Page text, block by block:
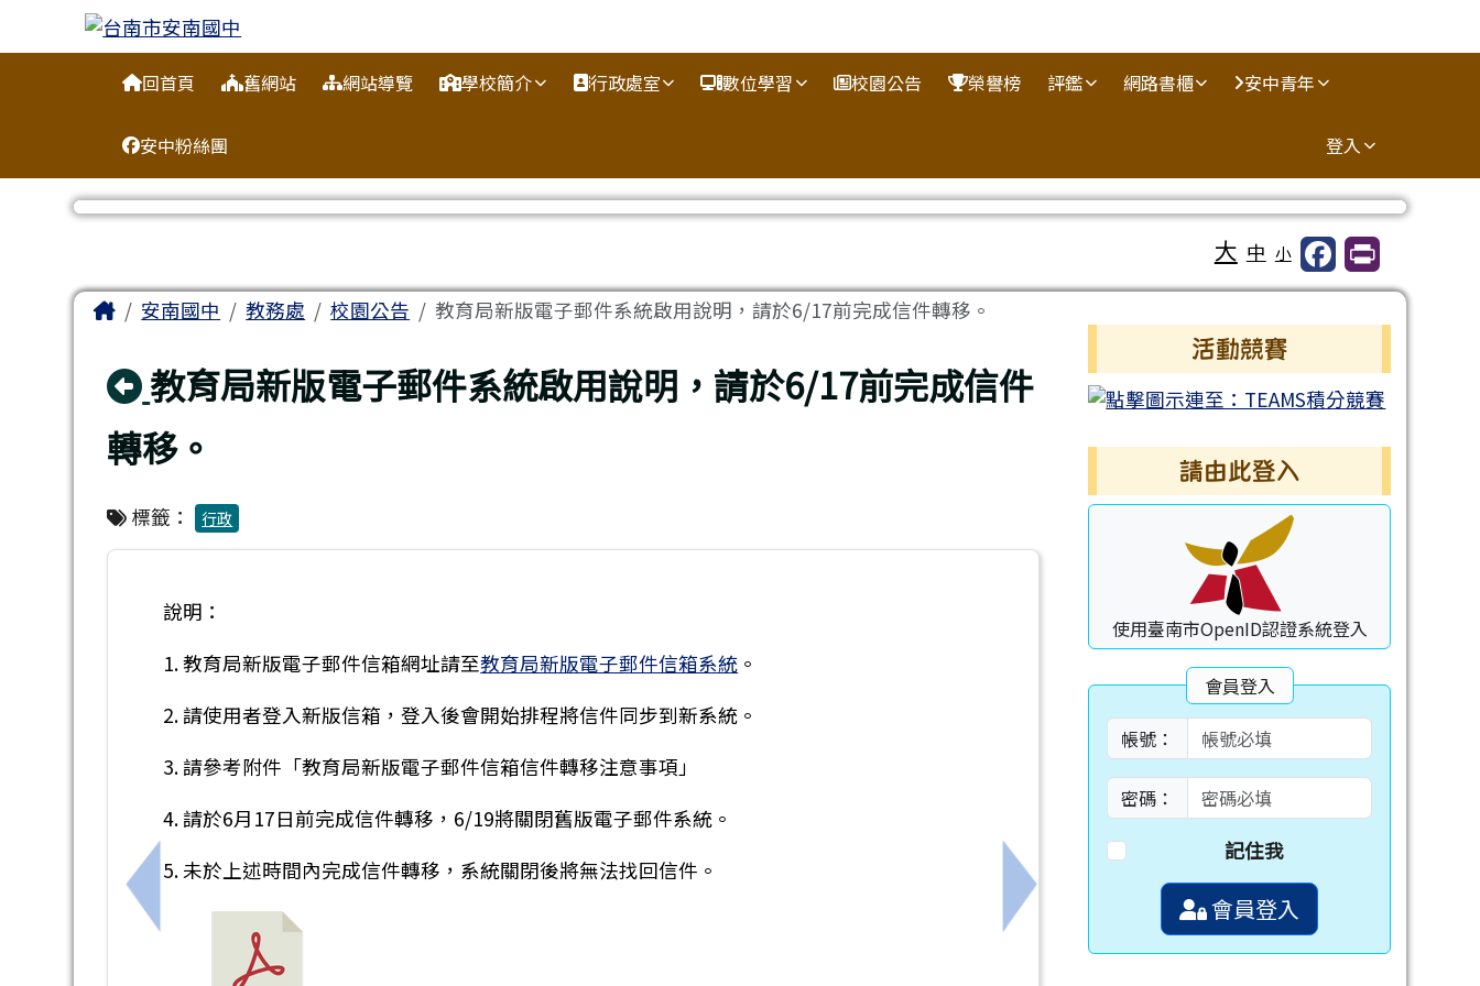
跳至主內容區
台南市安南國中
回首頁 舊網站 網站導覽 學校簡介 行政處室 數位學習 校園公告 榮譽榜 評鑑 網路書櫃 安中青年
安中粉絲團 登入
大 中 小
主內容區域
Home安南國中 教務處 校園公告 教育局新版電子郵件系統啟用說明，請於6/17前完成信件轉移。
回上頁
教育局新版電子郵件系統啟用說明，請於6/17前完成信件
轉移。
標籤： 行政
上一筆：仁德醫護管理專科學校校辦理115學年度「優先免試入學輔導活動」
說明：
1. 教育局新版電子郵件信箱網址請至教育局新版電子郵件信箱系統 。
2. 請使用者登入新版信箱，登入後會開始排程將信件同步到新系統。
3. 請參考附件「教育局新版電子郵件信箱信件轉移注意事項」
4. 請於6月17日前完成信件轉移，6/19將關閉舊版電子郵件系統。
5. 未於上述時間內完成信件轉移，系統關閉後將無法找回信件。
下一筆：115年臺南市機器人營x美光晶片營實施計
左邊區域內容
活動競賽
請由此登入
使用臺南市OpenID認證系統登入
會員登入
帳號：
密碼：
記住我
會員登入
頁尾區域